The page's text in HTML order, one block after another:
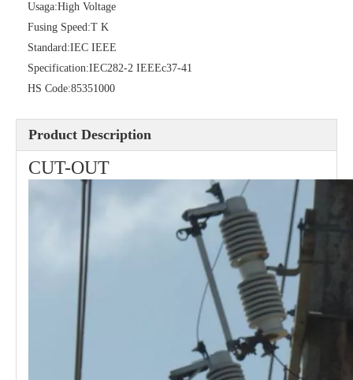
Polymer Fuse Cutout, Drop out Fuses 24kv 200A
Usaga:High Voltage
Fusing Speed:T K
Standard:IEC IEEE
Specification:IEC282-2 IEEEc37-41
HS Code:85351000
Product Description
CUT-OUT